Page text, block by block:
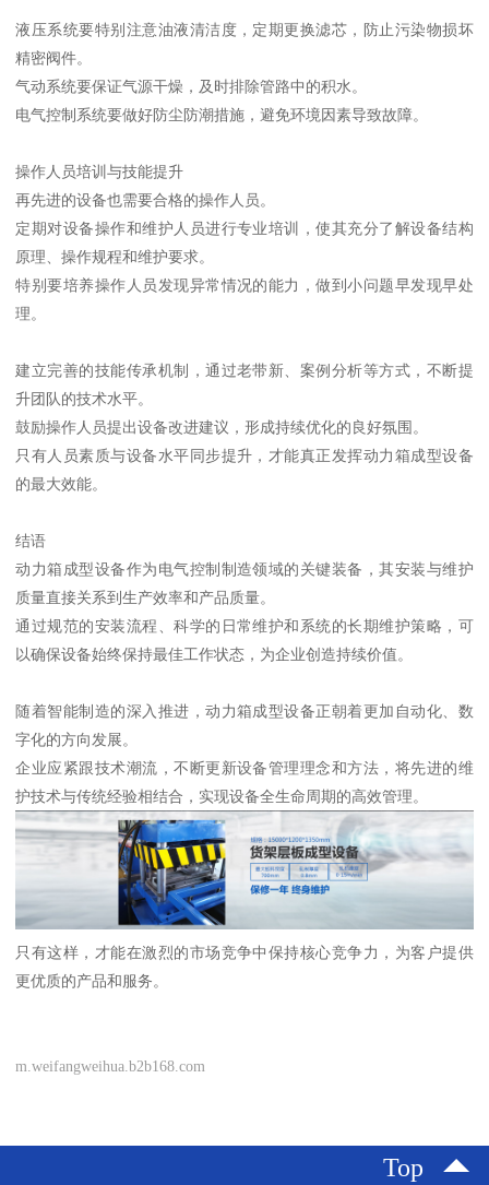
液压系统要特别注意油液清洁度，定期更换滤芯，防止污染物损坏
精密阀件。
气动系统要保证气源干燥，及时排除管路中的积水。
电气控制系统要做好防尘防潮措施，避免环境因素导致故障。
操作人员培训与技能提升
再先进的设备也需要合格的操作人员。
定期对设备操作和维护人员进行专业培训，使其充分了解设备结构
原理、操作规程和维护要求。
特别要培养操作人员发现异常情况的能力，做到小问题早发现早处
理。
建立完善的技能传承机制，通过老带新、案例分析等方式，不断提
升团队的技术水平。
鼓励操作人员提出设备改进建议，形成持续优化的良好氛围。
只有人员素质与设备水平同步提升，才能真正发挥动力箱成型设备
的最大效能。
结语
动力箱成型设备作为电气控制制造领域的关键装备，其安装与维护
质量直接关系到生产效率和产品质量。
通过规范的安装流程、科学的日常维护和系统的长期维护策略，可
以确保设备始终保持最佳工作状态，为企业创造持续价值。
随着智能制造的深入推进，动力箱成型设备正朝着更加自动化、数
字化的方向发展。
企业应紧跟技术潮流，不断更新设备管理理念和方法，将先进的维
护技术与传统经验相结合，实现设备全生命周期的高效管理。
只有这样，才能在激烈的市场竞争中保持核心竞争力，为客户提供
更优质的产品和服务。
m.weifangweihua.b2b168.com
Top